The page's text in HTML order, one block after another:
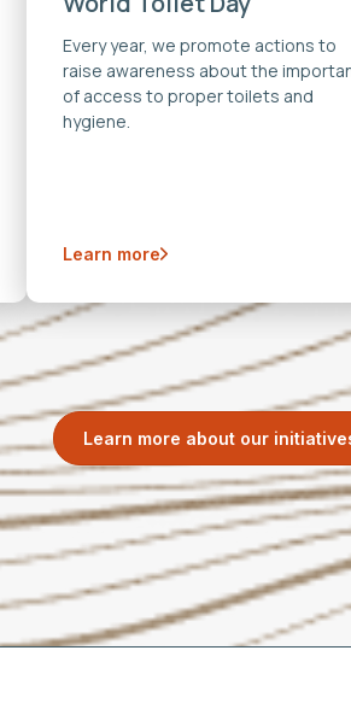
Every year, we promote actions to
raise awareness about the
of access to proper toilets and
hygiene.
Learn more
Learn more about our